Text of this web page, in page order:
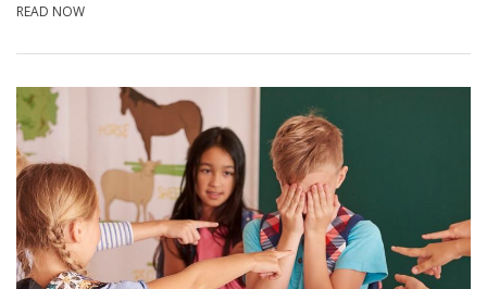
READ NOW